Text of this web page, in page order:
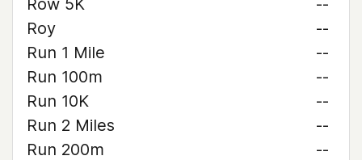
Row 5K
--
Roy
--
Run 1 Mile
--
Run 100m
--
Run 10K
--
Run 2 Miles
--
Run 200m
--